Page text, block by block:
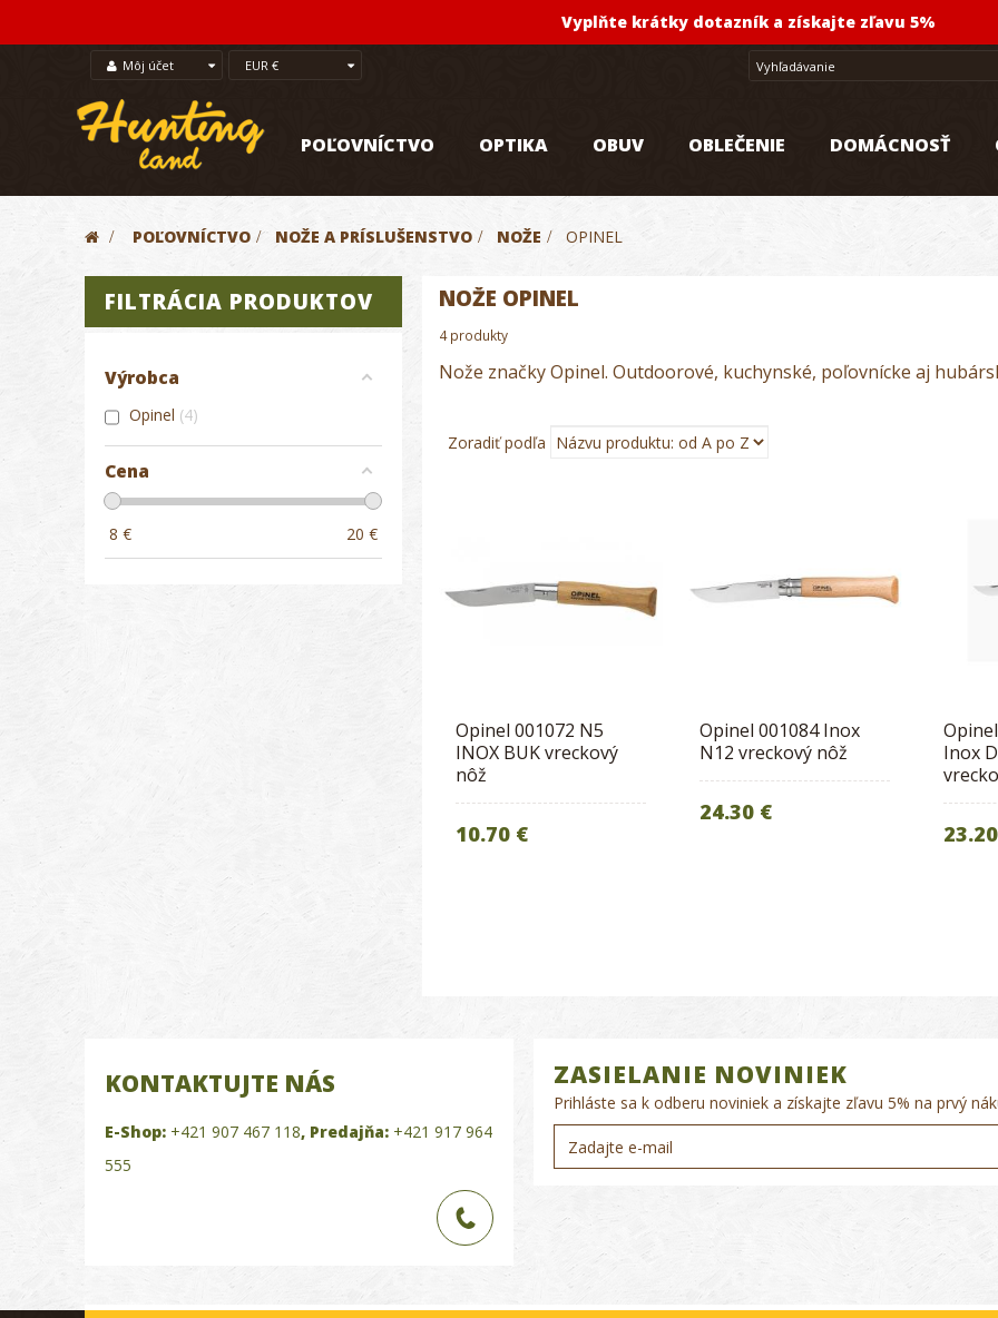
Vyplňte krátky dotazník a získajte zľavu 5%
Môj účet EUR €
POĽOVNÍCTVO OPTIKA OBUV OBLEČENIE DOMÁCNOSŤ
> POĽOVNÍCTVO > NOŽE A PRÍSLUŠENSTVO > NOŽE > OPINEL
FILTRÁCIA PRODUKTOV
Výrobca
Opinel 4
Cena
8 € 20 €
NOŽE OPINEL
4 produkty
Nože značky Opinel. Outdoorové, kuchynské, poľovnícke aj
Zoradiť podľa
Opinel 001072 N5
INOX BUK vreckový
nôž
10.70 €
Opinel 001084 Inox
N12 vreckový nôž
24.30 €
Inox
KONTAKTUJTE NÁS
E-Shop: +421 907 467 118, Predajňa: +421 917 964
555
ZASIELANIE NOVINIEK
Prihláste sa k odberu noviniek a získajte zľavu 5% na prvý